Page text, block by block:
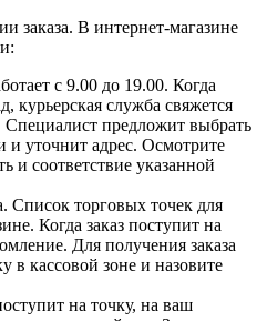
заказа. В интернет-магазине
с 9.00 до 19.00. Когда
курьерская служба свяжется
Специалист предложит выбрать
и уточнит адрес. Осмотрите
и соответствие указанной
Список торговых точек для
Когда заказ поступит на
Для получения заказа
в кассовой зоне и назовите
на точку, на ваш